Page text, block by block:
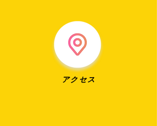
​アクセス